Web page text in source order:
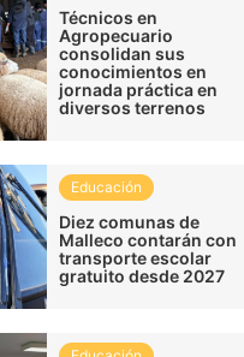
Técnicos en
Agropecuario
consolidan sus
conocimientos en
jornada práctica en
diversos terrenos
Educación
Diez comunas de
Malleco contarán con
transporte escolar
gratuito desde 2027